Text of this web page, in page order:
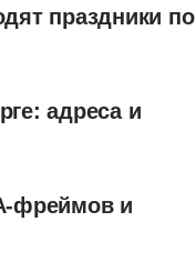
праздники по
адреса и
фреймов и